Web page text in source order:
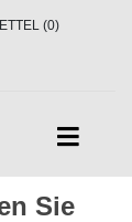
(0)
Sie